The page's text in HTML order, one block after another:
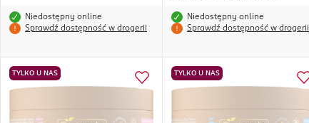
Niedostępny online
Sprawdź dostępność w drogerii
Niedostępny online
Sprawdź dostępność w drogerii
TYLKO U NAS TYLKO U NAS